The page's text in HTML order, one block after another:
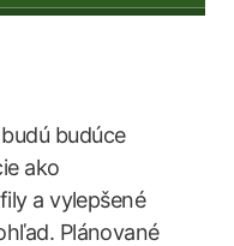
budúce
ako
a vylepšené
Plánované